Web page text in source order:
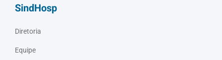
SindHosp
Diretoria
Equipe